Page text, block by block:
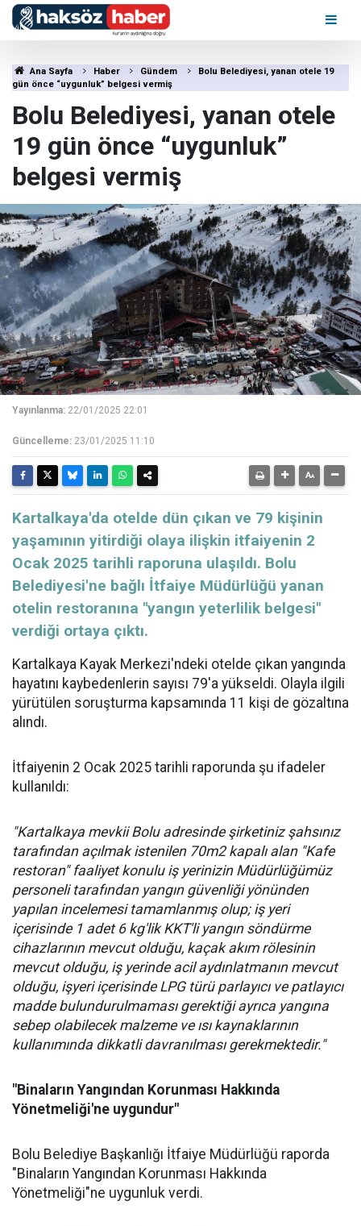
Ana Sayfa Haber Gündem
Bolu Belediyesi, yanan otele 19
gün önce “uygunluk” belgesi vermiş
Bolu Belediyesi, yanan otele
19 gün önce “uygunluk”
belgesi vermiş
Yayınlanma: 22/01/2025 22:01
Güncelleme: 23/01/2025 11:10
Kartalkaya'da otelde dün çıkan ve 79 kişinin
yaşamının yitirdiği olaya ilişkin itfaiyenin 2
Ocak 2025 tarihli raporuna ulaşıldı. Bolu
Belediyesi'ne bağlı İtfaiye Müdürlüğü yanan
otelin restoranına "yangın yeterlilik belgesi"
verdiği ortaya çıktı.
Kartalkaya Kayak Merkezi'ndeki otelde çıkan yangında
hayatını kaybedenlerin sayısı 79'a yükseldi. Olayla ilgili
yürütülen soruşturma kapsamında 11 kişi de gözaltına
alındı.
İtfaiyenin 2 Ocak 2025 tarihli raporunda şu ifadeler
kullanıldı:
"Kartalkaya mevkii Bolu adresinde şirketiniz şahsınız
tarafından açılmak istenilen 70m2 kapalı alan "Kafe
restoran" faaliyet konulu iş yerinizin Müdürlüğümüz
personeli tarafından yangın güvenliği yönünden
yapılan incelemesi tamamlanmış olup; iş yeri
içerisinde 1 adet 6 kg'lik KKT'li yangın söndürme
cihazlarının mevcut olduğu, kaçak akım rölesinin
mevcut olduğu, iş yerinde acil aydınlatmanın mevcut
olduğu, işyeri içerisinde LPG türü parlayıcı ve patlayıcı
madde bulundurulmaması gerektiği ayrıca yangına
sebep olabilecek malzeme ve ısı kaynaklarının
kullanımında dikkatli davranılması gerekmektedir."
"Binaların Yangından Korunması Hakkında
Yönetmeliği'ne uygundur"
Bolu Belediye Başkanlığı İtfaiye Müdürlüğü raporda
"Binaların Yangından Korunması Hakkında
Yönetmeliği"ne uygunluk verdi.